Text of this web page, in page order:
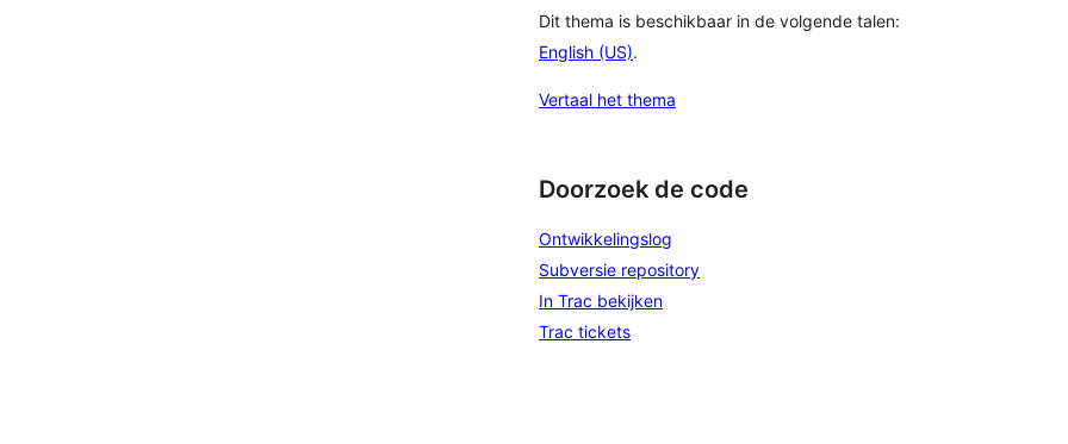
Dit thema is beschikbaar in de volgende talen:
English (US).
Vertaal het thema
Doorzoek de code
Ontwikkelingslog
Subversie repository
In Trac bekijken
Trac tickets